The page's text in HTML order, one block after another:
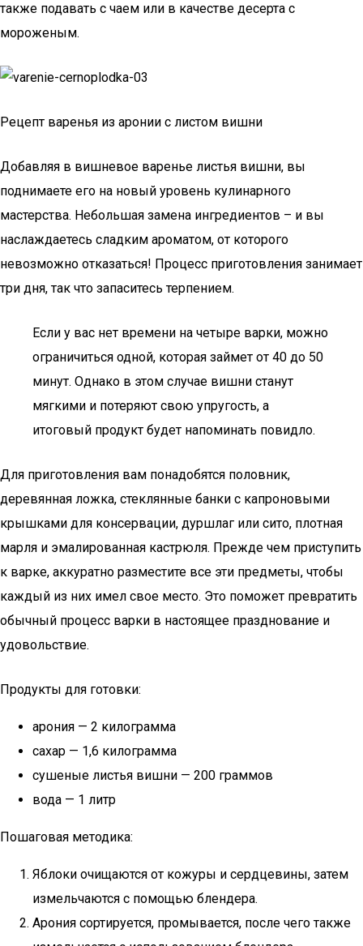
также подавать с чаем или в качестве десерта с
мороженым.
Рецепт варенья из аронии с листом вишни
Добавляя в вишневое варенье листья вишни, вы
поднимаете его на новый уровень кулинарного
мастерства. Небольшая замена ингредиентов – и вы
наслаждаетесь сладким ароматом, от которого
невозможно отказаться! Процесс приготовления занимает
три дня, так что запаситесь терпением.
Если у вас нет времени на четыре варки, можно
ограничиться одной, которая займет от 40 до 50
минут. Однако в этом случае вишни станут
мягкими и потеряют свою упругость, а
итоговый продукт будет напоминать повидло.
Для приготовления вам понадобятся половник,
деревянная ложка, стеклянные банки с капроновыми
крышками для консервации, дуршлаг или сито, плотная
марля и эмалированная кастрюля. Прежде чем приступить
к варке, аккуратно разместите все эти предметы, чтобы
каждый из них имел свое место. Это поможет превратить
обычный процесс варки в настоящее празднование и
удовольствие.
Продукты для готовки:
арония — 2 килограмма
сахар — 1,6 килограмма
сушеные листья вишни — 200 граммов
вода — 1 литр
Пошаговая методика:
Яблоки очищаются от кожуры и сердцевины, затем
измельчаются с помощью блендера.
Арония сортируется, промывается, после чего также